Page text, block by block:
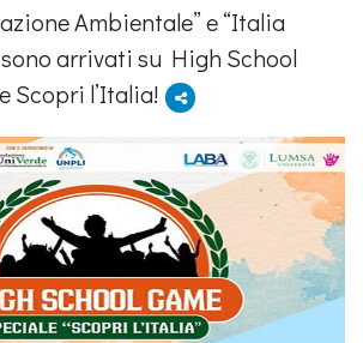
Ambientale” e “Italia
sono arrivati su High School
Scopri l’Italia!